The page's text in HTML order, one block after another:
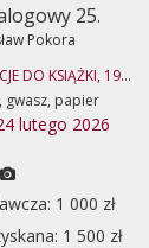
25.
Pokora
DO KSIĄŻKI, 19...
gwasz, papier
lutego 2026
1 000 zł
1 500 zł